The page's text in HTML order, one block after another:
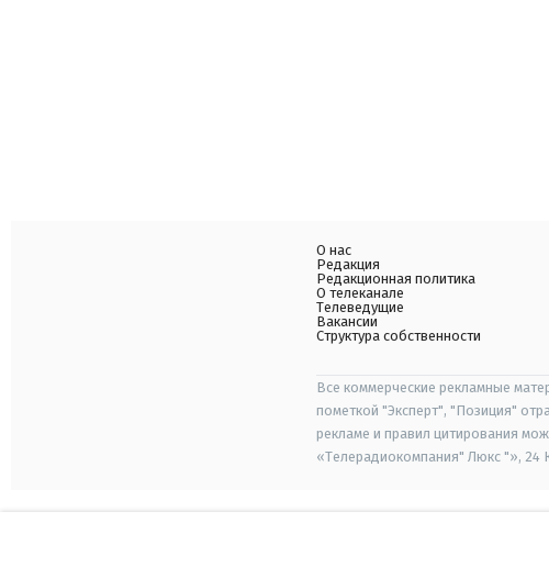
О нас
Редакция
Редакционная политика
О телеканале
Телеведущие
Вакансии
Структура собственности
Все коммерческие рекламные
пометкой "Эксперт", "Позиция"
рекламе и правил цитирования
«Телерадиокомпания" Люкс "», 24